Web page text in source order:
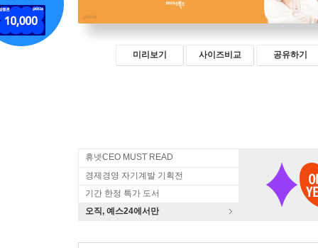
미리보기 사이즈비교 공유하기
휴넷CEO MUST READ
경제경영 자기계발 기획전
기간 한정 특가 도서
오직, 예스24에서만